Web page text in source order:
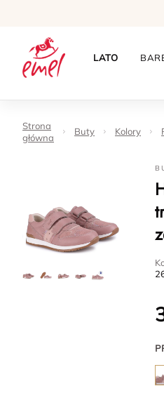
LATO
Strona
główna
Buty Kolory